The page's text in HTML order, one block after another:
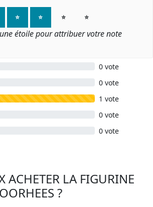
⭐ ⭐ ⭐ ⭐
étoile pour attribuer votre note
0 vote
0 vote
1 vote
0 vote
0 vote
ACHETER LA FIGURINE
?